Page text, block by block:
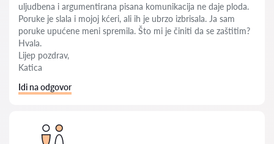
uljudbena i argumentirana pisana komunikacija ne daje ploda.
Poruke je slala i mojoj kćeri, ali ih je ubrzo izbrisala. Ja sam
poruke upućene meni spremila. Što mi je činiti da se zaštitim?
Hvala.
Lijep pozdrav,
Katica
Idi na odgovor